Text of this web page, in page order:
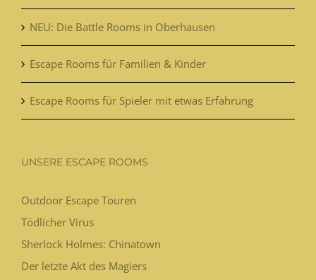
NEU: Die Battle Rooms in Oberhausen
Escape Rooms für Familien & Kinder
Escape Rooms für Spieler mit etwas Erfahrung
UNSERE ESCAPE ROOMS
Outdoor Escape Touren
Tödlicher Virus
Sherlock Holmes: Chinatown
Der letzte Akt des Magiers